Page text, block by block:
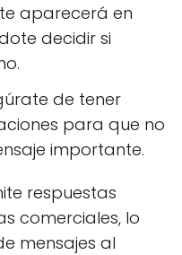
aparecerá en
decidir si
de tener
para que no
importante.
respuestas
comerciales, lo
mensajes al